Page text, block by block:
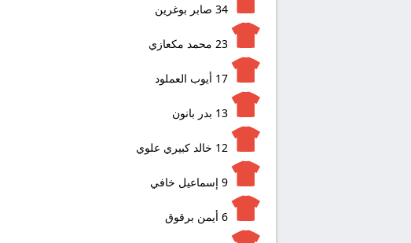
34 صابر بوغرين
23 محمد مكعازي
17 أيوب العملود
13 بدر بانون
12 خالد كبيري علوي
9 إسماعيل خافي
6 أيمن برقوق